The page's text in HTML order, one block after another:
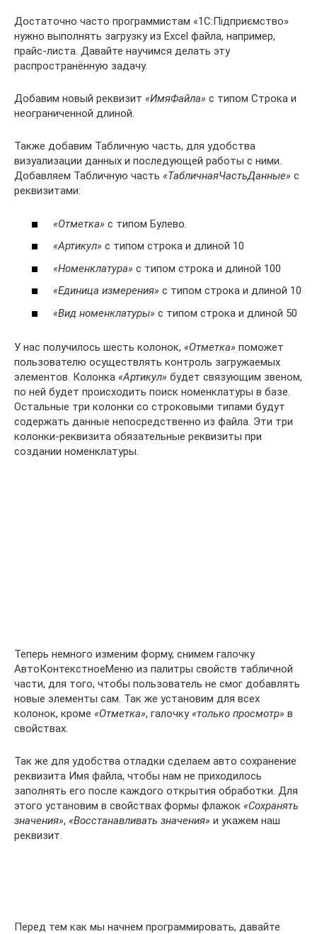
Достаточно часто программистам «1С:Підприємство»
нужно выполнять загрузку из Excel файла, например,
прайс-листа. Давайте научимся делать эту
распространённую задачу.
Добавим новый реквизит «ИмяФайла» с типом Строка и
неограниченной длиной.
Также добавим Табличную часть, для удобства
визуализации данных и последующей работы с ними.
Добавляем Табличную часть «ТабличнаяЧастьДанные» с
реквизитами:
«Отметка» с типом Булево.
«Артикул» с типом строка и длиной 10
«Номенклатура» с типом строка и длиной 100
«Единица измерения» с типом строка и длиной 10
«Вид номенклатуры» с типом строка и длиной 50
У нас получилось шесть колонок, «Отметка» поможет
пользователю осуществлять контроль загружаемых
элементов. Колонка «Артикул» будет связующим звеном,
по ней будет происходить поиск номенклатуры в базе.
Остальные три колонки со строковыми типами будут
содержать данные непосредственно из файла. Эти три
колонки-реквизита обязательные реквизиты при
создании номенклатуры.
Теперь немного изменим форму, снимем галочку
АвтоКонтекстноеМеню из палитры свойств табличной
части, для того, чтобы пользователь не смог добавлять
новые элементы сам. Так же установим для всех
колонок, кроме «Отметка», галочку«только просмотр» в
свойствах.
Так же для удобства отладки сделаем авто сохранение
реквизита Имя файла, чтобы нам не приходилось
заполнять его после каждого открытия обработки. Для
этого установим в свойствах формы флажок «Сохранять
значения», «Восстанавливать значения» и укажем наш
реквизит.
Перед тем как мы начнем программировать, давайте